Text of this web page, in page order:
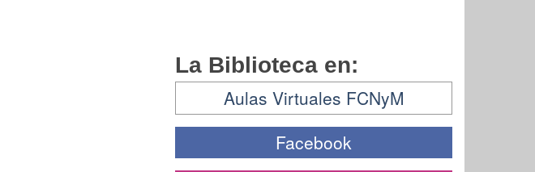
La Biblioteca en:
Aulas Virtuales FCNyM
Facebook